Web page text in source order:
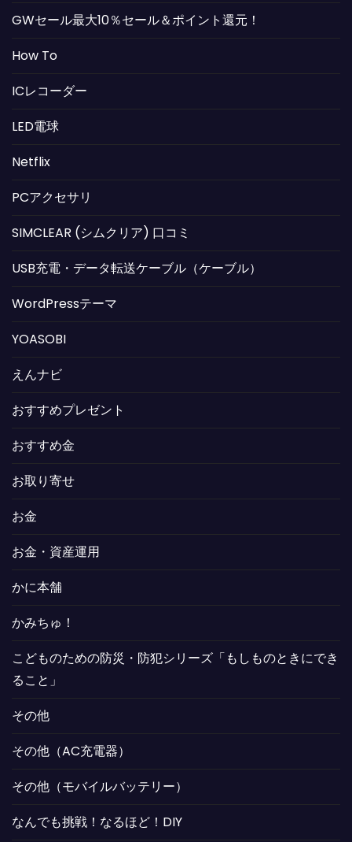
GWセール最大10％セール＆ポイント還元！
How To
ICレコーダー
LED電球
Netflix
PCアクセサリ
SIMCLEAR (シムクリア) 口コミ
USB充電・データ転送ケーブル（ケーブル）
WordPressテーマ
YOASOBI
えんナビ
おすすめプレゼント
おすすめ金
お取り寄せ
お金
お金・資産運用
かに本舗
かみちゅ！
こどものための防災・防犯シリーズ「もしものときにでき
ること」
その他
その他（AC充電器）
その他（モバイルバッテリー）
なんでも挑戦！なるほど！DIY